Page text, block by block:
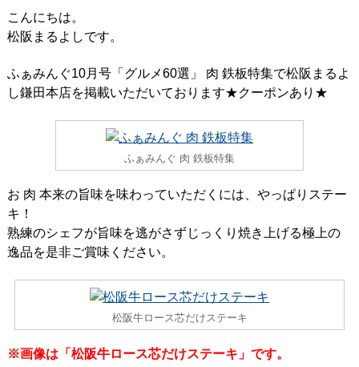
こんにちは。
松阪まるよしです。
ふぁみんぐ10月号「グルメ60選」 肉 鉄板特集で松阪まるよ
し鎌田本店を掲載いただいております★クーポンあり★
ふぁみんぐ 肉 鉄板特集
お 肉 本来の旨味を味わっていただくには、やっぱりステー
キ！
熟練のシェフが旨味を逃がさずじっくり焼き上げる極上の
逸品を是非ご賞味ください。
松阪牛ロース芯だけステーキ
※画像は「松阪牛ロース芯だけステーキ」です。